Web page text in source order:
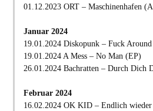
01.12.2023 ORT – Maschinenhafen
Januar 2024
19.01.2024 Diskopunk – Fuck
19.01.2024 A Mess – No Man (EP)
26.01.2024 Bachratten – Durch Dich
Februar 2024
16.02.2024 OK KID – Endlich wieder